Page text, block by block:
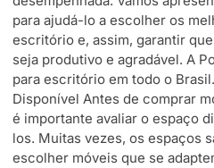
para ajudá-lo a escolher os
escritório e, assim, garantir
seja produtivo e agradável. A
para escritório em todo o
Disponível Antes de comprar
é importante avaliar o espaço
los. Muitas vezes, os espaços
escolher móveis que se